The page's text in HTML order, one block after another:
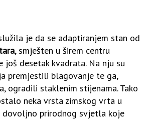
je da se adaptiranjem stan od
, smješten u širem centru
još desetak kvadrata. Na nju su
premjestili blagovanje te ga,
ogradili staklenim stijenama. Tako
neka vrsta zimskog vrta u
dovoljno prirodnog svjetla koje